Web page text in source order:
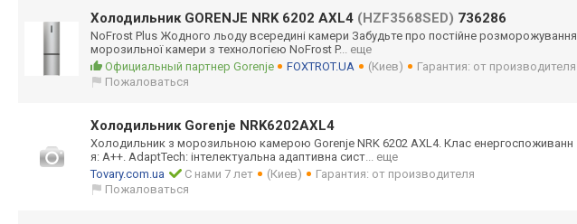
Холодильник GORENJE NRK 6202 AXL4 (HZF3568SED) 736286
NoFrost Plus Жодного льоду всередині камери Забудьте про постійне розморожування
морозильної камери з технологією NoFrost P... еще
Официальный партнер Gorenje
FOXTROT.UA (Киев)
Гарантия: от производителя
Пожаловаться
Холодильник Gorenje NRK6202AXL4
Холодильник з морозильною камерою Gorenje NRK 6202 AXL4. Клас енергоспоживанн
я: A++. AdaptTech: інтелектуальна адаптивна сист... еще
Tovary.com.ua
С нами 7 лет (Киев)
Гарантия: от производителя
Пожаловаться